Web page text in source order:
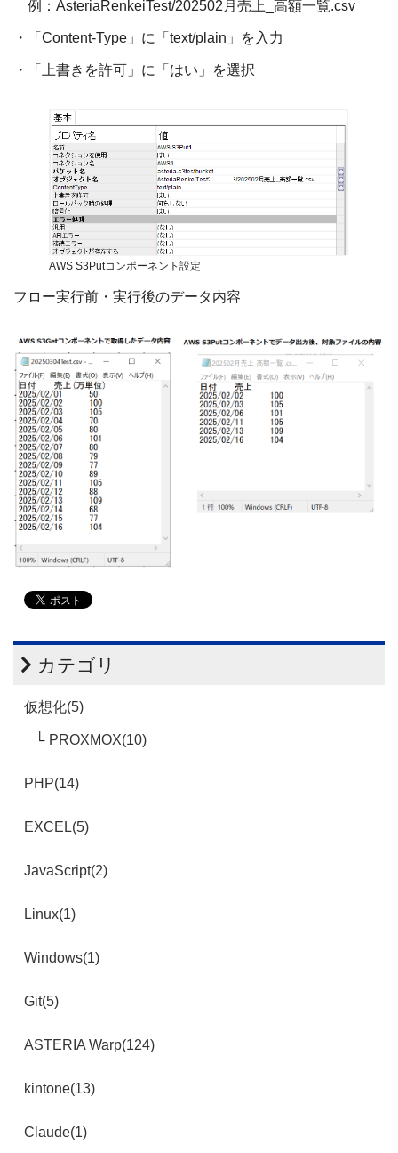
例： AsteriaRenkeiTest/202502月売上 高額一覧.csv
・「 Content-Type 」に「 text/plain 」を入力
・「上書きを許可」に「はい」を選択
AWS S3Putコンポーネント設定
フロー実行前・実行後のデータ内容
カテゴリ
仮想化(5)
PROXMOX(10)
PHP(14)
EXCEL(5)
JavaScript(2)
Linux(1)
Windows(1)
Git(5)
ASTERIA Warp(124)
kintone(13)
Claude(1)